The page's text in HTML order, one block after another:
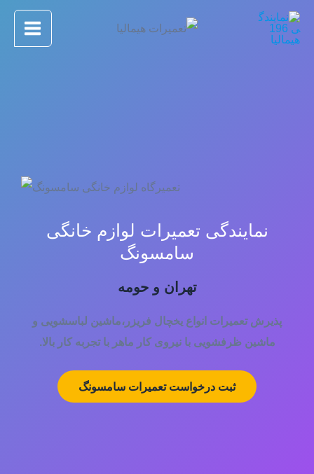
پرش
Main
نمایندگی تعمیرات لوازم خانگی
سامسونگ
تهران و حومه
پذیرش تعمیرات انواع یخچال فریزر،ماشین لباسشویی و
ماشین ظرفشویی با نیروی کار ماهر با تجربه کار بالا.
ثبت درخواست تعمیرات سامسونگ